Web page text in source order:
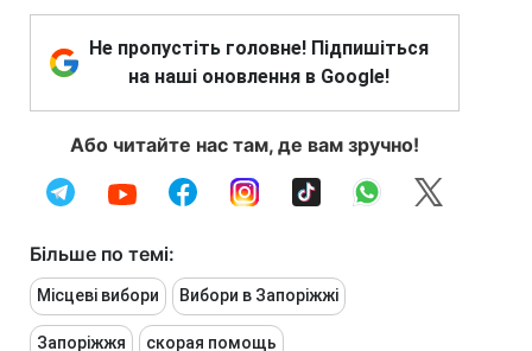
Не пропустіть головне! Підпишіться
на наші оновлення в Google!
Або читайте нас там, де вам зручно!
Більше по темі:
Місцеві вибори Вибори в Запоріжжі
Запоріжжя скорая помощь